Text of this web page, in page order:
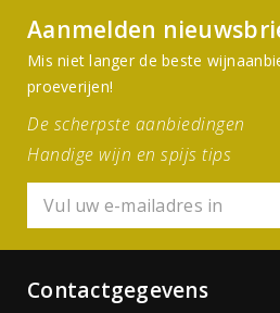
Aanmelden
Mis niet langer de beste
proeverijen!
De scherpste aanbiedingen
Handige wijn en spijs tips
Contactgegevens